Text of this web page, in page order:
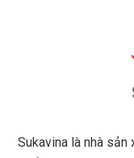
Sukavina là nhà